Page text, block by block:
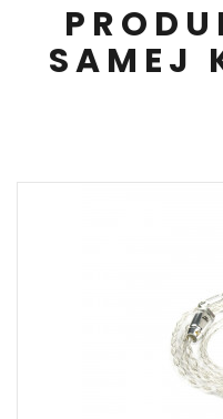
SAMEJ